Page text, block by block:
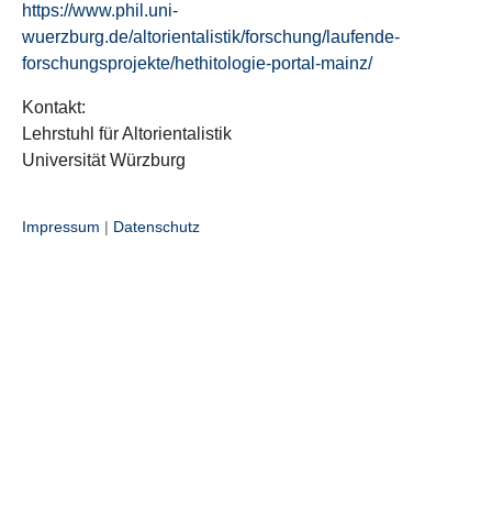
https://www.phil.uni-
wuerzburg.de/altorientalistik/forschung/laufende-
forschungsprojekte/hethitologie-portal-mainz/
Kontakt:
Lehrstuhl für Altorientalistik
Universität Würzburg
Impressum | Datenschutz